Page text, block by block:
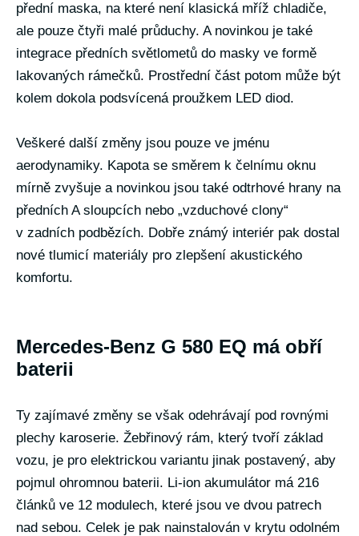
přední maska, na které není klasická mříž chladiče,
ale pouze čtyři malé průduchy. A novinkou je také
integrace předních světlometů do masky ve formě
lakovaných rámečků. Prostřední část potom může být
kolem dokola podsvícená proužkem LED diod.
Veškeré další změny jsou pouze ve jménu
aerodynamiky. Kapota se směrem k čelnímu oknu
mírně zvyšuje a novinkou jsou také odtrhové hrany na
předních A sloupcích nebo „vzduchové clony“
v zadních podbězích. Dobře známý interiér pak dostal
nové tlumicí materiály pro zlepšení akustického
komfortu.
Mercedes-Benz G 580 EQ má obří
baterii
Ty zajímavé změny se však odehrávají pod rovnými
plechy karoserie. Žebřinový rám, který tvoří základ
vozu, je pro elektrickou variantu jinak postavený, aby
pojmul ohromnou baterii. Li-ion akumulátor má 216
článků ve 12 modulech, které jsou ve dvou patrech
nad sebou. Celek je pak nainstalován v krytu odolném